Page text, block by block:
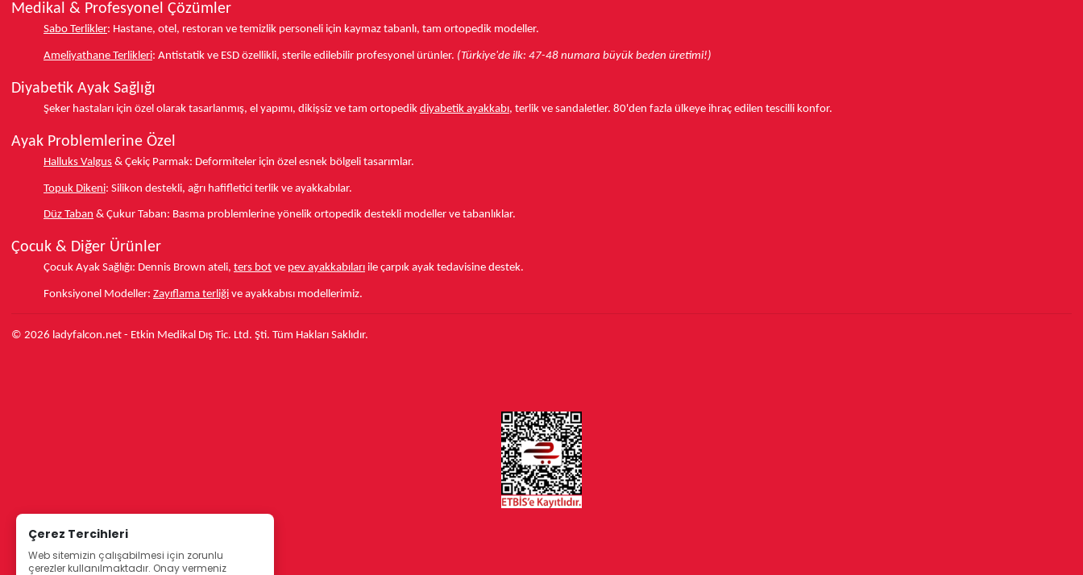
Medikal & Profesyonel Çözümler
Sabo Terlikler: Hastane, otel, restoran ve temizlik personeli için kaymaz tabanlı, tam ortopedik modeller.
Ameliyathane Terlikleri: Antistatik ve ESD özellikli, sterile edilebilir profesyonel ürünler. (Türkiye'de ilk: 47-48 numara büyük beden üretimi!)
Diyabetik Ayak Sağlığı
Şeker hastaları için özel olarak tasarlanmış, el yapımı, dikişsiz ve tam ortopedik diyabetik ayakkabı, terlik ve sandaletler. 80'den fazla ülkeye ihraç edilen tescilli konfor.
Ayak Problemlerine Özel
Halluks Valgus & Çekiç Parmak: Deformiteler için özel esnek bölgeli tasarımlar.
Topuk Dikeni: Silikon destekli, ağrı hafifletici terlik ve ayakkabılar.
Düz Taban & Çukur Taban: Basma problemlerine yönelik ortopedik destekli modeller ve tabanlıklar.
Çocuk & Diğer Ürünler
Çocuk Ayak Sağlığı: Dennis Brown ateli, ters bot ve pev ayakkabıları ile çarpık ayak tedavisine destek.
Fonksiyonel Modeller: Zayıflama terliği ve ayakkabısı modellerimiz.
© 2026 ladyfalcon.net - Etkin Medikal Dış Tic. Ltd. Şti. Tüm Hakları Saklıdır.
Çerez Tercihleri
Web sitemizin çalışabilmesi için zorunlu
çerezler kullanılmaktadır. Onay vermeniz